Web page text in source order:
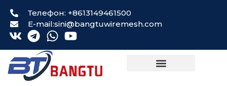
Телефон: +8613149461500
E-mail:sini@bangtuwiremesh.com